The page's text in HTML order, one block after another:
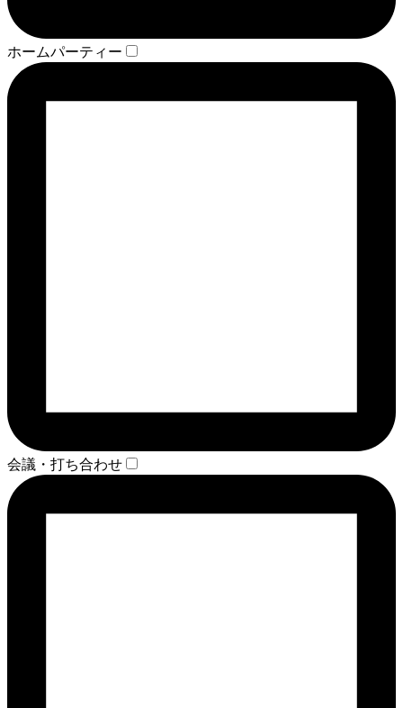
ホームパーティー
会議・打ち合わせ